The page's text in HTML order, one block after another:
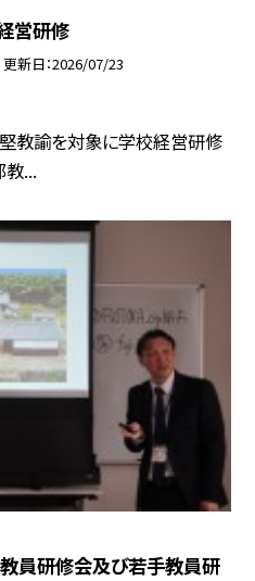
営研修
更新日 2026/07/23
教諭を対象に学校経営研修
教...
教員研修会及び若手教員研